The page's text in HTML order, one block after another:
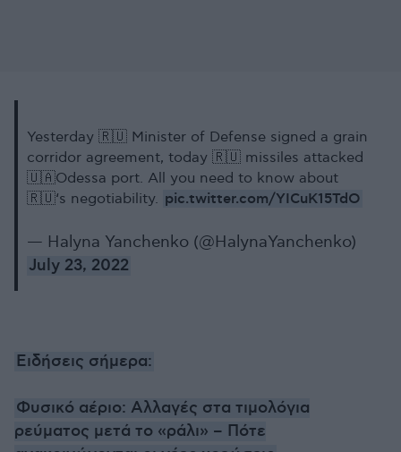
Yesterday 🇷🇺 Minister of Defense signed a grain
corridor agreement, today 🇷🇺 missiles attacked
🇺🇦Odessa port. All you need to know about
🇷🇺‘s negotiability. pic.twitter.com/YICuK15TdO
— Halyna Yanchenko (@HalynaYanchenko)
July 23, 2022
Ειδήσεις σήμερα:
Φυσικό αέριο: Αλλαγές στα τιμολόγια
ρεύματος μετά το «ράλι» – Πότε